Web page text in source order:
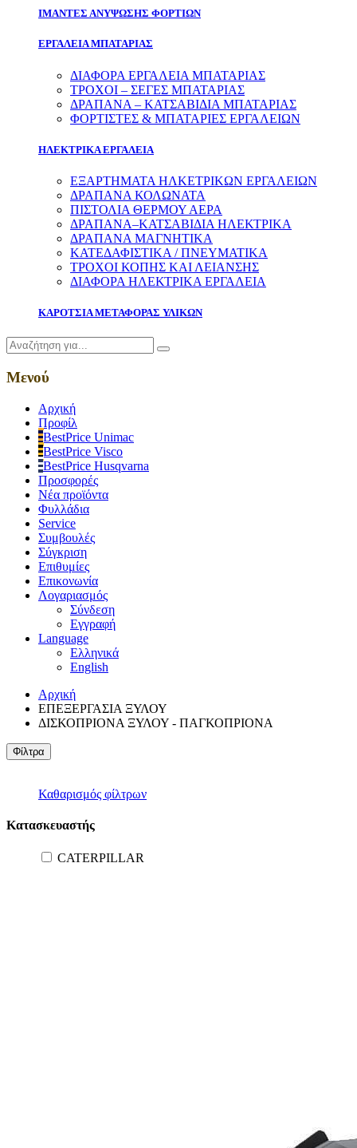
ΙΜΑΝΤΕΣ ΑΝΥΨΩΣΗΣ ΦΟΡΤΙΩΝ
ΕΡΓΑΛΕΙΑ ΜΠΑΤΑΡΙΑΣ
ΔΙΑΦΟΡΑ ΕΡΓΑΛΕΙΑ ΜΠΑΤΑΡΙΑΣ
ΤΡΟΧΟΙ – ΣΕΓΕΣ ΜΠΑΤΑΡΙΑΣ
ΔΡΑΠΑΝΑ – ΚΑΤΣΑΒΙΔΙΑ ΜΠΑΤΑΡΙΑΣ
ΦΟΡΤΙΣΤΕΣ & ΜΠΑΤΑΡΙΕΣ ΕΡΓΑΛΕΙΩΝ
ΗΛΕΚΤΡΙΚΑ ΕΡΓΑΛΕΙΑ
ΕΞΑΡΤΗΜΑΤΑ ΗΛΚΕΤΡΙΚΩΝ ΕΡΓΑΛΕΙΩΝ
ΔΡΑΠΑΝΑ ΚΟΛΩΝΑΤΑ
ΠΙΣΤΟΛΙΑ ΘΕΡΜΟΥ ΑΕΡΑ
ΔΡΑΠΑΝΑ–ΚΑΤΣΑΒΙΔΙΑ ΗΛΕΚΤΡΙΚΑ
ΔΡΑΠΑΝΑ ΜΑΓΝΗΤΙΚΑ
ΚΑΤΕΔΑΦΙΣΤΙΚΑ / ΠΝΕΥΜΑΤΙΚΑ
ΤΡΟΧΟΙ ΚΟΠΗΣ ΚΑΙ ΛΕΙΑΝΣΗΣ
ΔΙΑΦΟΡΑ ΗΛΕΚΤΡΙΚΑ ΕΡΓΑΛΕΙΑ
ΚΑΡΟΤΣΙΑ ΜΕΤΑΦΟΡΑΣ ΥΛΙΚΩΝ
Μενού
Αρχική
Προφίλ
BestPrice Unimac
BestPrice Visco
BestPrice Husqvarna
Προσφορές
Νέα προϊόντα
Φυλλάδια
Service
Συμβουλές
Σύγκριση
Επιθυμίες
Επικονωνία
Λογαριασμός
Σύνδεση
Εγγραφή
Language
Ελληνικά
English
Αρχική
ΕΠΕΞΕΡΓΑΣΙΑ ΞΥΛΟΥ
ΔΙΣΚΟΠΡΙΟΝΑ ΞΥΛΟΥ - ΠΑΓΚΟΠΡΙΟΝΑ
Φίλτρα
Καθαρισμός φίλτρων
Κατασκευαστής
CATERPILLAR